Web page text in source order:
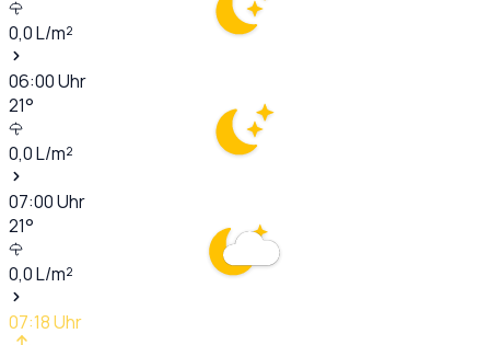
0,0L/m²
06:00Uhr
21°
0,0L/m²
07:00Uhr
21°
0,0L/m²
07:18Uhr